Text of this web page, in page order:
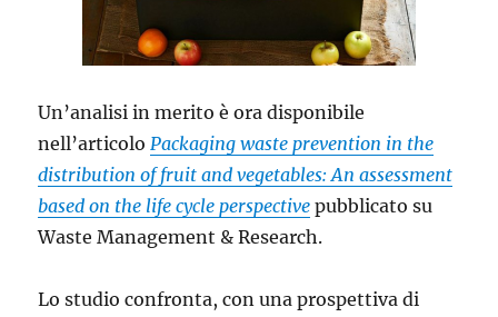
Un’analisi in merito è ora disponibile
nell’articolo Packaging waste prevention in the
distribution of fruit and vegetables: An assessment
based on the life cycle perspective pubblicato su
Waste Management & Research.
Lo studio confronta, con una prospettiva di